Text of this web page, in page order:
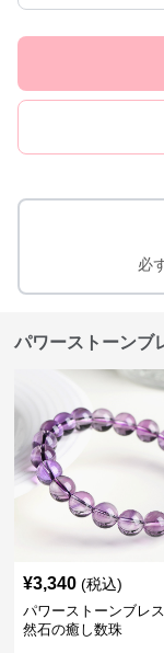
必
パワーストーンブ
¥3,340 (税込)
パワーストーンブレ
然石の癒し数珠